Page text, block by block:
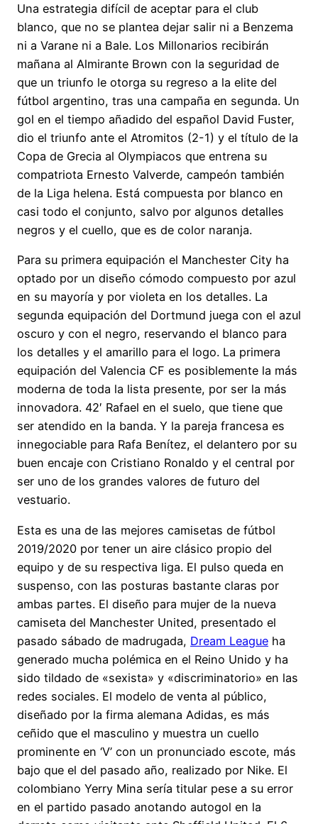
Una estrategia difícil de aceptar para el club
blanco, que no se plantea dejar salir ni a Benzema
ni a Varane ni a Bale. Los Millonarios recibirán
mañana al Almirante Brown con la seguridad de
que un triunfo le otorga su regreso a la elite del
fútbol argentino, tras una campaña en segunda. Un
gol en el tiempo añadido del español David Fuster,
dio el triunfo ante el Atromitos (2-1) y el título de la
Copa de Grecia al Olympiacos que entrena su
compatriota Ernesto Valverde, campeón también
de la Liga helena. Está compuesta por blanco en
casi todo el conjunto, salvo por algunos detalles
negros y el cuello, que es de color naranja.
Para su primera equipación el Manchester City ha
optado por un diseño cómodo compuesto por azul
en su mayoría y por violeta en los detalles. La
segunda equipación del Dortmund juega con el azul
oscuro y con el negro, reservando el blanco para
los detalles y el amarillo para el logo. La primera
equipación del Valencia CF es posiblemente la más
moderna de toda la lista presente, por ser la más
innovadora. 42′ Rafael en el suelo, que tiene que
ser atendido en la banda. Y la pareja francesa es
innegociable para Rafa Benítez, el delantero por su
buen encaje con Cristiano Ronaldo y el central por
ser uno de los grandes valores de futuro del
vestuario.
Esta es una de las mejores camisetas de fútbol
2019/2020 por tener un aire clásico propio del
equipo y de su respectiva liga. El pulso queda en
suspenso, con las posturas bastante claras por
ambas partes. El diseño para mujer de la nueva
camiseta del Manchester United, presentado el
pasado sábado de madrugada, Dream League ha
generado mucha polémica en el Reino Unido y ha
sido tildado de «sexista» y «discriminatorio» en las
redes sociales. El modelo de venta al público,
diseñado por la firma alemana Adidas, es más
ceñido que el masculino y muestra un cuello
prominente en ‘V’ con un pronunciado escote, más
bajo que el del pasado año, realizado por Nike. El
colombiano Yerry Mina sería titular pese a su error
en el partido pasado anotando autogol en la